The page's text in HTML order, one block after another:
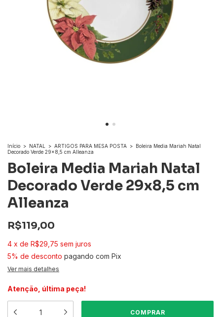
Início > NATAL > ARTIGOS PARA MESA POSTA > Boleira Media Mariah Natal
Decorado Verde 29x8,5 cm Alleanza
Boleira Media Mariah Natal
Decorado Verde 29x8,5 cm
Alleanza
R$119,00
4 x de R$29,75 sem juros
5% de desconto pagando com Pix
Ver mais detalhes
Atenção, última peça!